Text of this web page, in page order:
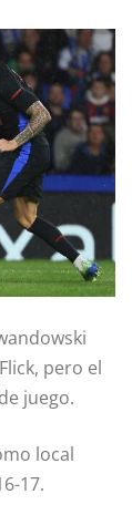
pero el
juego.
local
17.